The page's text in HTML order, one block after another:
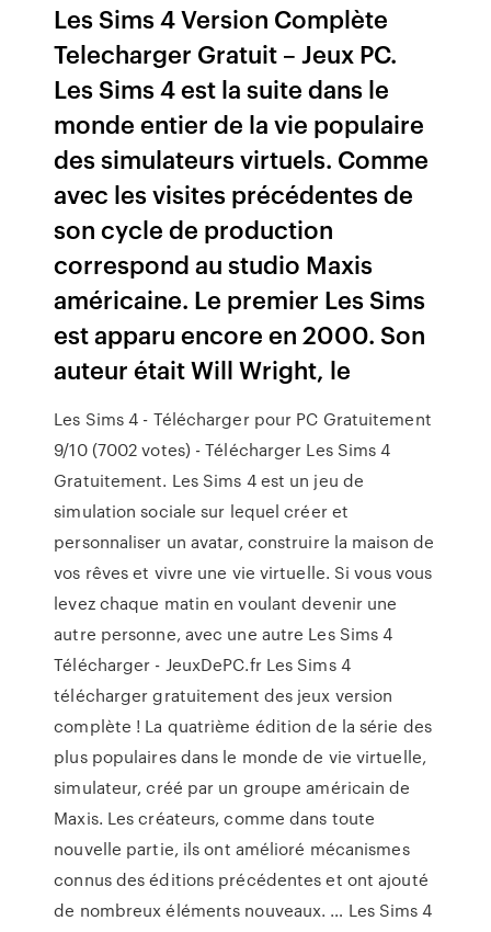
Les Sims 4 Version Complète
Telecharger Gratuit – Jeux PC.
Les Sims 4 est la suite dans le
monde entier de la vie populaire
des simulateurs virtuels. Comme
avec les visites précédentes de
son cycle de production
correspond au studio Maxis
américaine. Le premier Les Sims
est apparu encore en 2000. Son
auteur était Will Wright, le
Les Sims 4 - Télécharger pour PC Gratuitement
9/10 (7002 votes) - Télécharger Les Sims 4
Gratuitement. Les Sims 4 est un jeu de
simulation sociale sur lequel créer et
personnaliser un avatar, construire la maison de
vos rêves et vivre une vie virtuelle. Si vous vous
levez chaque matin en voulant devenir une
autre personne, avec une autre Les Sims 4
Télécharger - JeuxDePC.fr Les Sims 4
télécharger gratuitement des jeux version
complète ! La quatrième édition de la série des
plus populaires dans le monde de vie virtuelle,
simulateur, créé par un groupe américain de
Maxis. Les créateurs, comme dans toute
nouvelle partie, ils ont amélioré mécanismes
connus des éditions précédentes et ont ajouté
de nombreux éléments nouveaux. … Les Sims 4